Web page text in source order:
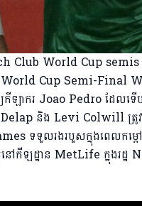
កីឡាករ Joao Pedro ដែលទ
និង Levi Colwill ត្រូវ
ទទួលរងរបួសក្នុងពេល
ៅកីឡដ្ឋាន MetLife ក្នុងរដ្ឋ